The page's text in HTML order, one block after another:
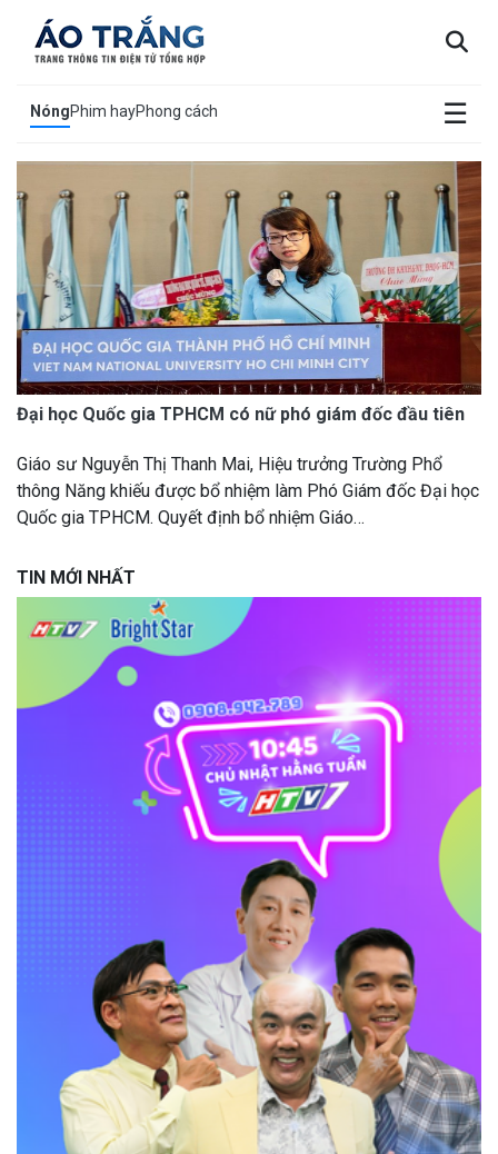
NóngPhim hayPhong cách ☰
×
Đại học Quốc gia TPHCM có nữ phó giám đốc đầu tiên
Giáo sư Nguyễn Thị Thanh Mai, Hiệu trưởng Trường Phổ
thông Năng khiếu được bổ nhiệm làm Phó Giám đốc Đại học
Quốc gia TPHCM. Quyết định bổ nhiệm Giáo…
TIN MỚI NHẤT